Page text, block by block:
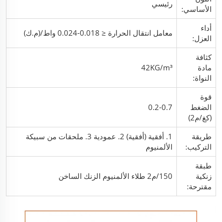
الأساسي:
رئيسي
أداء
العزل:
معامل انتقال الحرارة ≤ 0.018-0.024 واط/(م.ك)
كثافة
مادة
النواة:
42KG/m³
قوة
الضغط
(كغ/م2)
0.2-0.7
طريقة
التركيب:
1. أفقية (أفقية) 2. عمودية 3. ملحقات من سبيكة
الألمنيوم
طبقة
زنكية
مقترحة:
150/م2 طلاء الألمنيوم الزنك الساخن